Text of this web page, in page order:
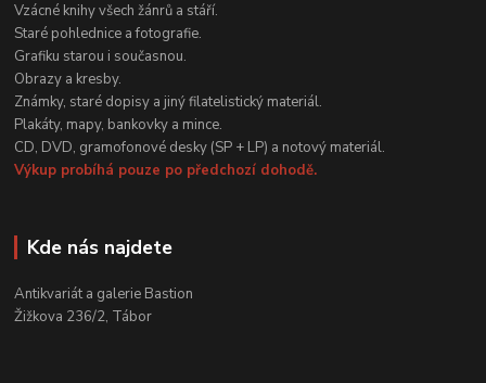
Vzácné knihy všech žánrů a stáří.
Staré pohlednice a fotografie.
Grafiku starou i současnou.
Obrazy a kresby.
Známky, staré dopisy a jiný filatelistický materiál.
Plakáty, mapy, bankovky a mince.
CD, DVD, gramofonové desky (SP + LP) a notový materiál.
Výkup probíhá pouze po předchozí dohodě.
Kde nás najdete
Antikvariát a galerie Bastion
Žižkova 236/2, Tábor